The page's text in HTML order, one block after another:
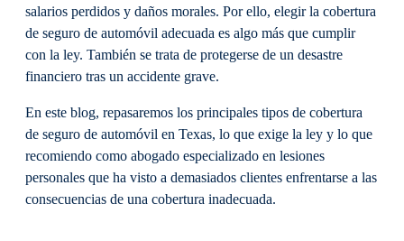
salarios perdidos y daños morales. Por ello, elegir la cobertura
de seguro de automóvil adecuada es algo más que cumplir
con la ley. También se trata de protegerse de un desastre
financiero tras un accidente grave.
En este blog, repasaremos los principales tipos de cobertura
de seguro de automóvil en Texas, lo que exige la ley y lo que
recomiendo como abogado especializado en lesiones
personales que ha visto a demasiados clientes enfrentarse a las
consecuencias de una cobertura inadecuada.